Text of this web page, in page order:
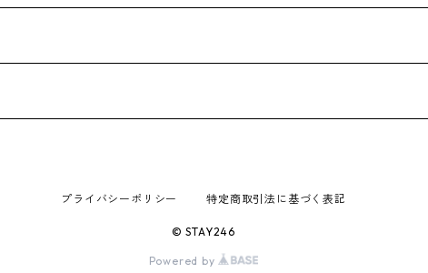
プライバシーポリシー 特定商取引法に基づく表記
© STAY246
Powered by